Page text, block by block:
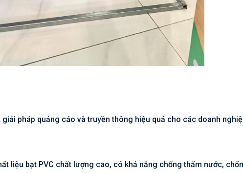
pháp quảng cáo và truyền thông hiệu quả cho các doanh
liệu bạt PVC chất lượng cao, có khả năng chống thấm nước,